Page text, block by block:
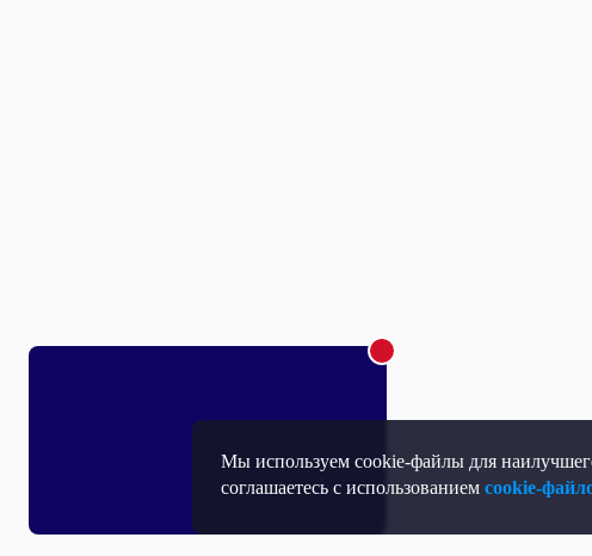
Мы используем cookie-файлы для
соглашаетесь с использованиемcookie-